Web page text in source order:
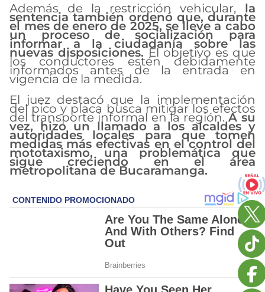
Además de la restricción vehicular, la
sentencia también ordenó que, durante
el mes de enero de 2025, se lleve a cabo
un proceso de socialización para
informar a la ciudadanía sobre las
nuevas disposiciones.El objetivo es que
los conductores estén debidamente
informados antes de la entrada en
vigencia de la medida.
El juez destacó que la implementación
del pico y placa busca mitigar los efectos
del transporte informal en la región.A su
vez, hizo un llamado a los alcaldes y
autoridades locales para que tomen
medidas más efectivas en el control del
mototaxismo, una problemática que
sigue creciendo en el área
metropolitana de Bucaramanga.